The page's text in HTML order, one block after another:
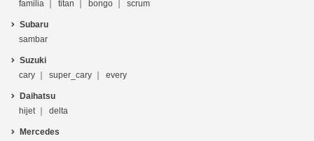
familia
titan bongo scrum
Subaru
sambar
Suzuki
cary
super_cary every
Daihatsu
hijet
delta
Mercedes